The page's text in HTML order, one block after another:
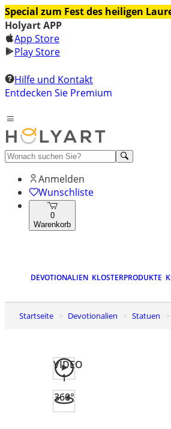
Special zum Fest des heiligen
Holyart APP
App Store
Play Store
Hilfe und Kontakt
Entdecken Sie Premium
Anmelden
Wunschliste
0
Warenkorb
DEVOTIONALIEN KLOSTERPRODUKTE
Startseite Devotionalien Statuen
VIDEO
1
360°